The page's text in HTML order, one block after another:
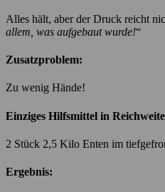
Alles hält, aber der Druck reicht
allem, was aufgebaut wurde!“
Zusatzproblem:
Zu wenig Hände!
Einziges Hilfsmittel in
2 Stück 2,5 Kilo Enten im
Ergebnis: